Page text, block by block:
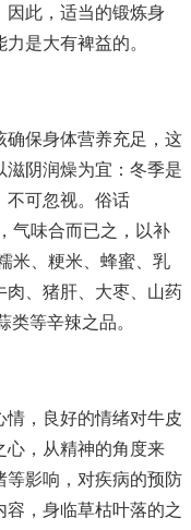
因此，适当的锻炼身
是大有裨益的。
保身体营养充足，这
阴润燥为宜：冬季是
不可忽视。俗话
气味合而已之，以补
米、粳米、蜂蜜、乳
肉、猪肝、大枣、山药
等辛辣之品。
，良好的情绪对牛皮
心，从精神的角度来
等影响，对疾病的预防
，身临草枯叶落的之